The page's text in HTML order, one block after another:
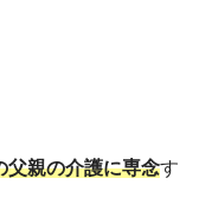
父親の介護に専念す